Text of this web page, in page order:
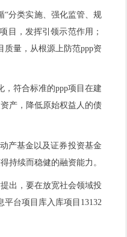
“分类实施、强化监管、规
目，发挥引领示范作用；
质量，从根源上防范ppp资
，符合标准的ppp项目在建
产，降低原始权益人的债
产基金以及证券投资基金
持续而稳健的融资能力。
出，要在放宽社会领域投
平台项目库入库项目13132